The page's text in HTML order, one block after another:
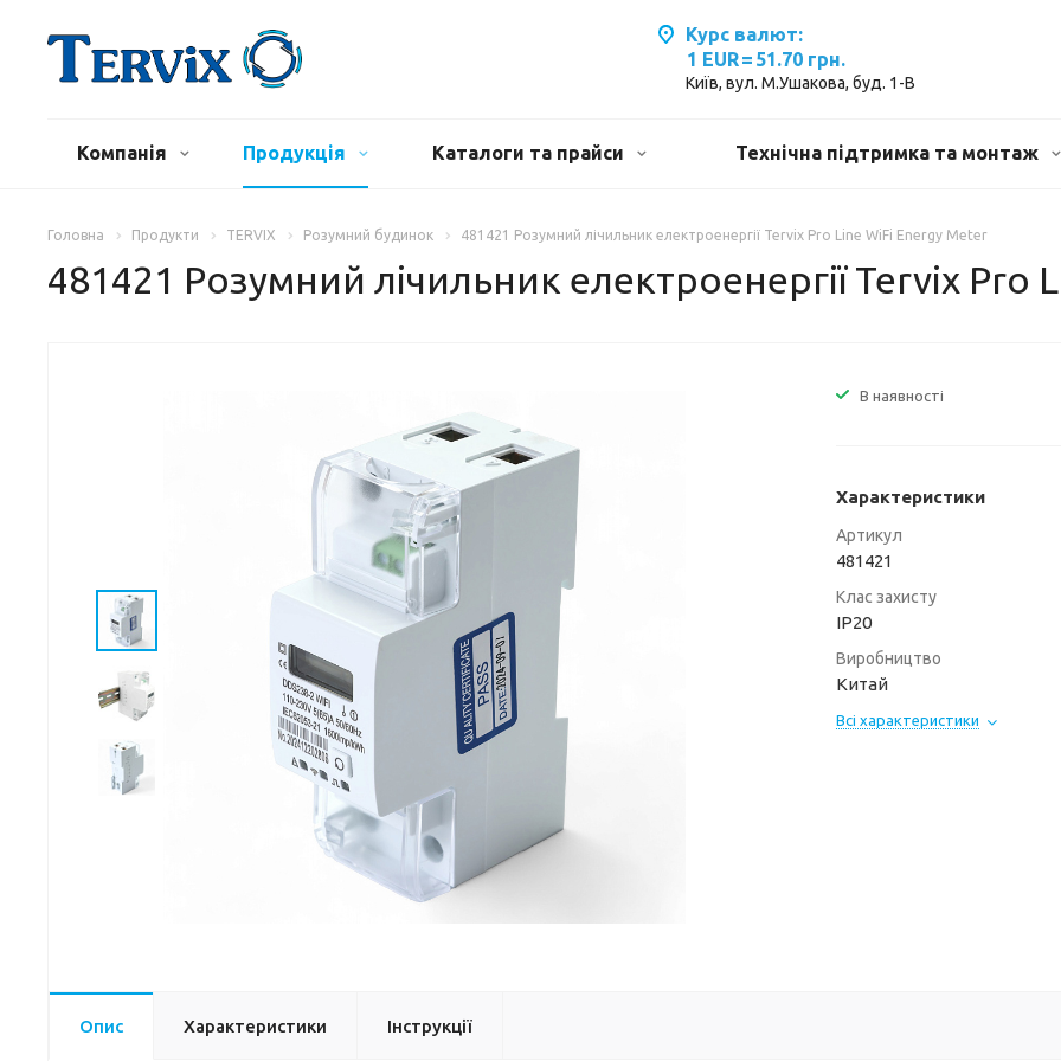
Курс валют:
1 EUR= 51.70 грн.
Київ, вул. М.Ушакова, буд. 1-В
Компанія Продукція Каталоги та прайси Технічна підтримка та монтаж
Головна Продукти TERVIX Розумний будинок 481421 Розумний лічильник електроенергії Tervix Pro Line WiFi Energy Meter
481421 Розумний лічильник електроенергії Tervix Pro
В наявності
Характеристики
Артикул
481421
Клас захисту
ІР20
Виробництво
Китай
Всі характеристики
Опис Характеристики Інструкції